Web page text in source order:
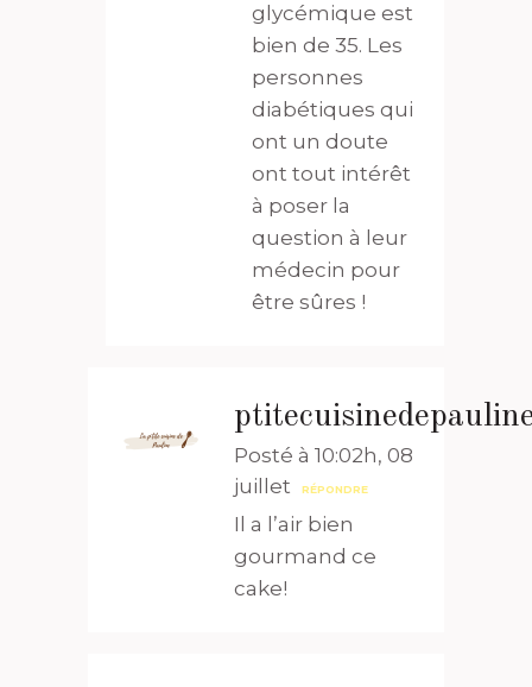
glycémique est
bien de 35. Les
personnes
diabétiques qui
ont un doute
ont tout intérêt
à poser la
question à leur
médecin pour
être sûres !
Posté à 10:02h, 08
juillet
RÉPONDRE
Il a l’air bien
gourmand ce
cake!